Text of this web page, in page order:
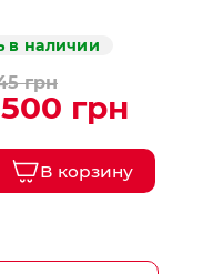
в наличии
грн
грн
В корзину